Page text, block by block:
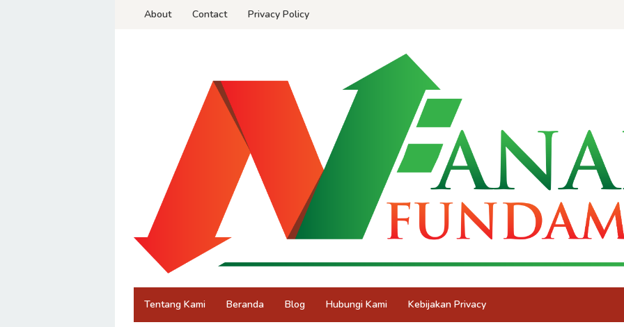
About Contact Privacy Policy
Tentang Kami Beranda Blog Hubungi Kami Kebijakan Privacy